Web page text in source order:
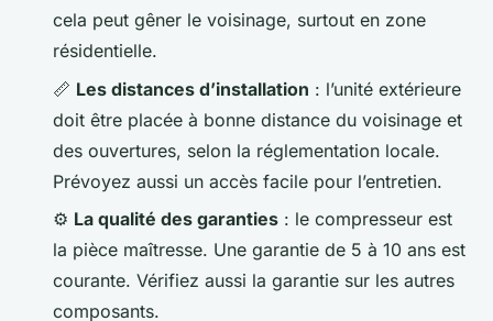
cela peut gêner le voisinage, surtout en zone
résidentielle.
📏 Les distances d’installation : l’unité extérieure
doit être placée à bonne distance du voisinage et
des ouvertures, selon la réglementation locale.
Prévoyez aussi un accès facile pour l’entretien.
⚙️ La qualité des garanties : le compresseur est
la pièce maîtresse. Une garantie de 5 à 10 ans est
courante. Vérifiez aussi la garantie sur les autres
composants.